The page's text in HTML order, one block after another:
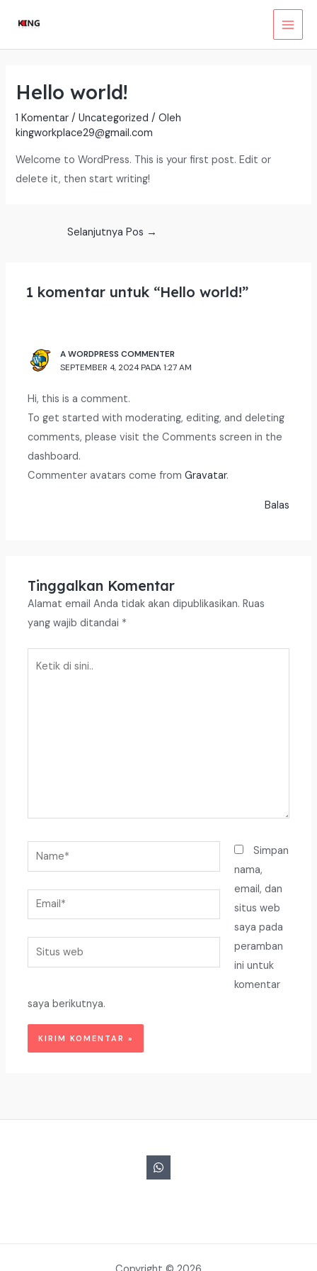
konten
Hello world!
1 Komentar /Uncategorized / Oleh
kingworkplace29@gmail.com
Welcome to WordPress. This is your first post. Edit or
delete it, then start writing!
Selanjutnya Pos →
1 komentar untuk “Hello world!”
A WORDPRESS COMMENTER
SEPTEMBER 4, 2024 PADA 1:27 AM
Hi, this is a comment.
To get started with moderating, editing, and deleting
comments, please visit the Comments screen in the
dashboard.
Commenter avatars come fromGravatar.
Balas
Tinggalkan Komentar
Alamat email Anda tidak akan dipublikasikan. Ruas
yang wajib ditandai *
Name*
Email*
Situs
web
Simpan
nama,
email, dan
situs web
saya pada
peramban
ini untuk
komentar
saya berikutnya.